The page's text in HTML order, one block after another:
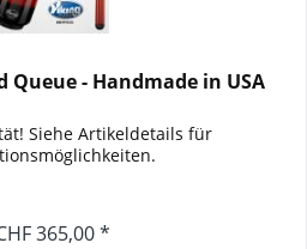
Queue - Handmade in USA
Siehe Artikeldetails für
365,00 *